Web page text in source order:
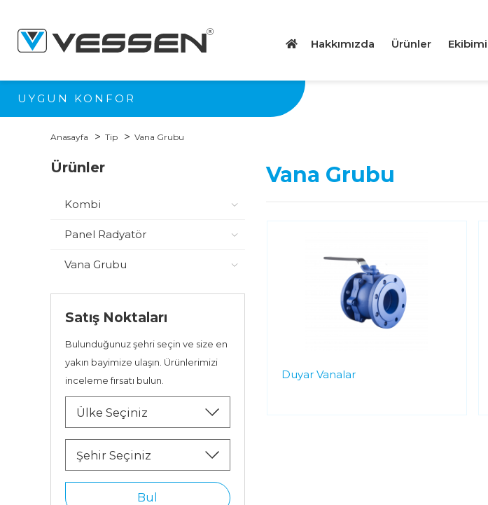
Hakkımızda Ürünler
UYGUN KONFOR
Anasayfa Tip Vana Grubu
Ürünler
Kombi
Panel Radyatör
Vana Grubu
Satış Noktaları
Bulunduğunuz şehri seçin ve size en
yakın bayimize ulaşın. Ürünlerimizi
inceleme fırsatı bulun.
Ülke Seçiniz
Şehir Seçiniz
Bul
Vana Grubu
Duyar Vanalar